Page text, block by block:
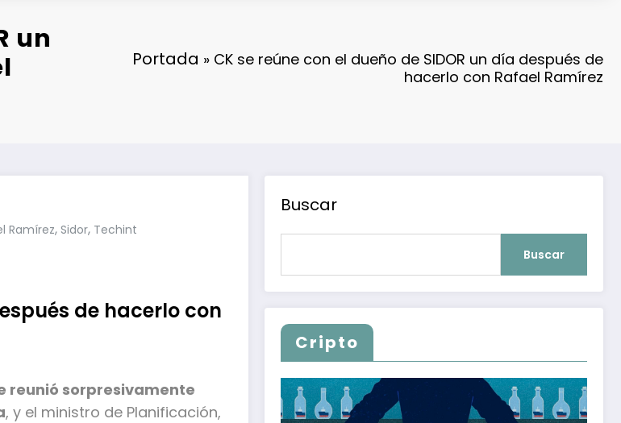
un
Portada » CK se reúne con el dueño de SIDOR un día después de
hacerlo con Rafael Ramírez
Ramírez, Sidor, Techint
de hacerlo con
reunió sorpresivamente
, y el ministro de Planificación,
Buscar
Buscar
Cripto